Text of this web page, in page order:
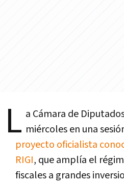
L a Cámara de
miércoles en una
proyecto oficialista
RIGI, que amplía el
fiscales a grandes